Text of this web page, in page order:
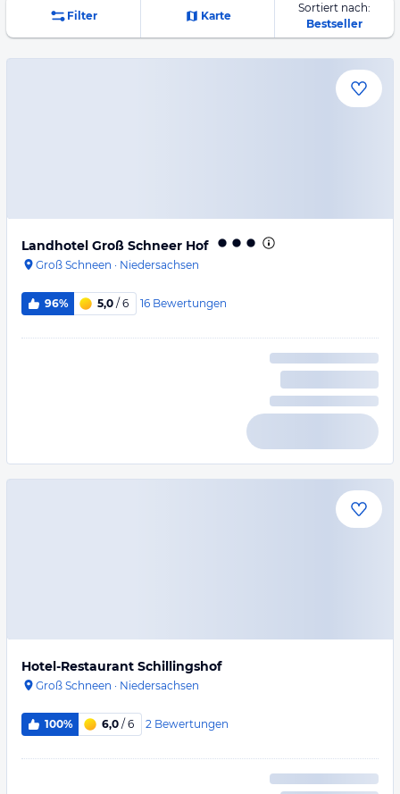
Filter Karte
Sortiert nach:
Bestseller
Landhotel Groß Schneer Hof
Groß Schneen · Niedersachsen
96% 5,0 / 6 16 Bewertungen
Hotel-Restaurant Schillingshof
Groß Schneen · Niedersachsen
100% 6,0 / 6 2 Bewertungen